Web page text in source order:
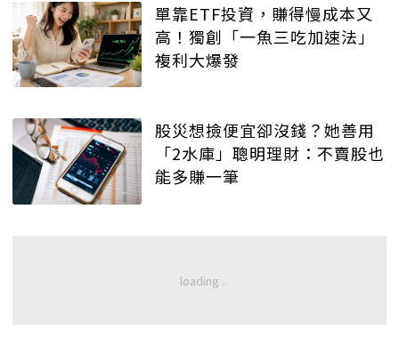
單靠ETF投資，賺得慢成本又
高！獨創「一魚三吃加速法」
複利大爆發
股災想撿便宜卻沒錢？她善用
「2水庫」聰明理財：不賣股也
能多賺一筆